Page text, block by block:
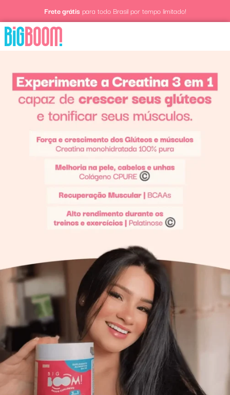
Frete grátis para todo Brasil por tempo limitado!